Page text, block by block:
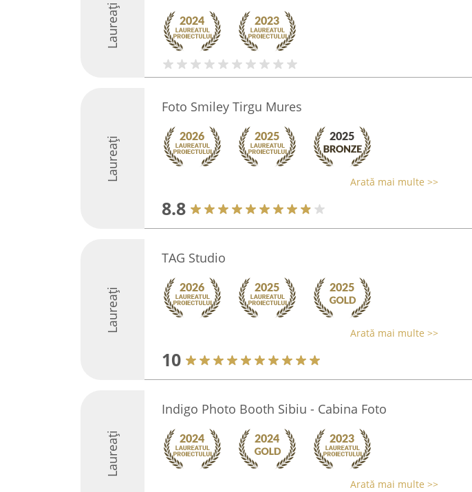
Laureați
Laureați
Foto Smiley Tirgu Mures
Arată mai multe >>
8.8
Laureați
TAG Studio
Arată mai multe >>
10
Laureați
Indigo Photo Booth Sibiu - Cabina Foto
Arată mai multe >>